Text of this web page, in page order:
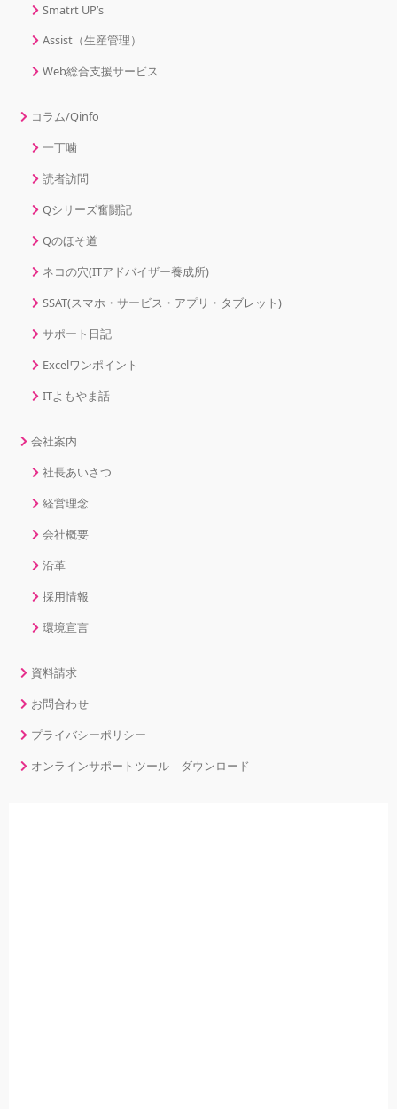
Smatrt UP’s
Assist（生産管理）
Web総合支援サービス
コラム/Qinfo
一丁噛
読者訪問
Qシリーズ奮闘記
Qのほそ道
ネコの穴(ITアドバイザー養成所)
SSAT(スマホ・サービス・アプリ・タブレット)
サポート日記
Excelワンポイント
ITよもやま話
会社案内
社長あいさつ
経営理念
会社概要
沿革
採用情報
環境宣言
資料請求
お問合わせ
プライバシーポリシー
オンラインサポートツール ダウンロード